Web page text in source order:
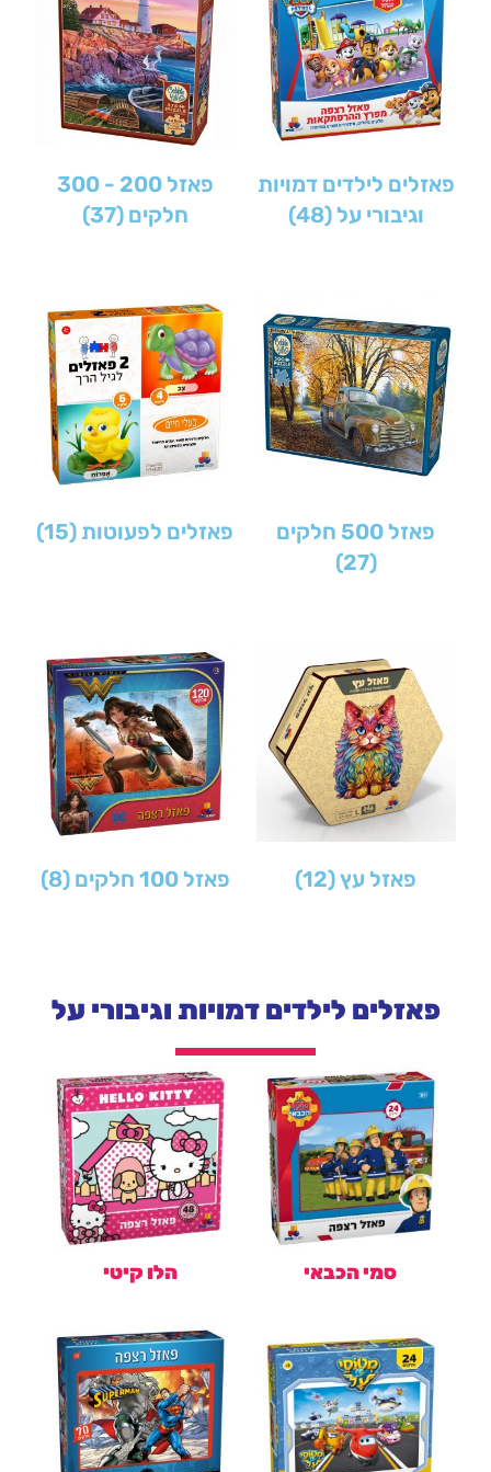
פאזלים לילדים דמויות
וגיבורי על(48)
פאזל 200 - 300
חלקים(37)
פאזל 500 חלקים
(27)
פאזלים לפעוטות (15)
פאזל עץ(12) פאזל 100 חלקים (8)
פאזלים לילדים דמויות וגיבורי על
סמי הכבאי הלו קיטי